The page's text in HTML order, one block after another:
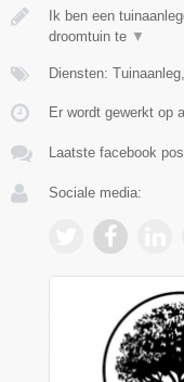
Ik ben een
droomtuin te ▼
Diensten:
Er wordt gewerkt op
Laatste facebook
Sociale media: